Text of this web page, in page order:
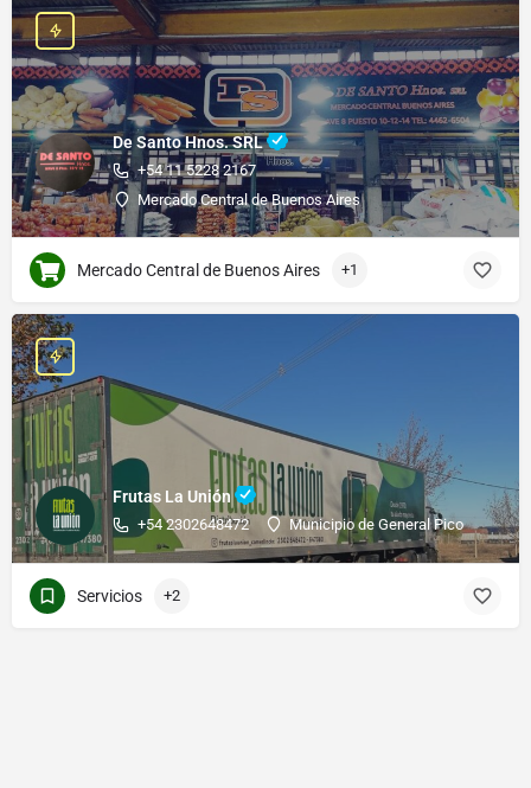
De Santo Hnos. SRL
+54 11 5228 2167
Mercado Central de Buenos Aires
Mercado Central de Buenos Aires +1
Frutas La Unión
+54 2302648472 Municipio de General Pico
Servicios +2